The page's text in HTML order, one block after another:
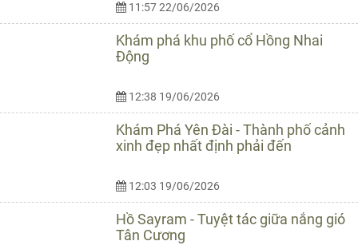
11:57 22/06/2026
Khám phá khu phố cổ Hồng Nhai
Động
12:38 19/06/2026
Khám Phá Yên Đài - Thành phố cảnh
xinh đẹp nhất định phải đến
12:03 19/06/2026
Hồ Sayram - Tuyệt tác giữa nắng gió
Tân Cương